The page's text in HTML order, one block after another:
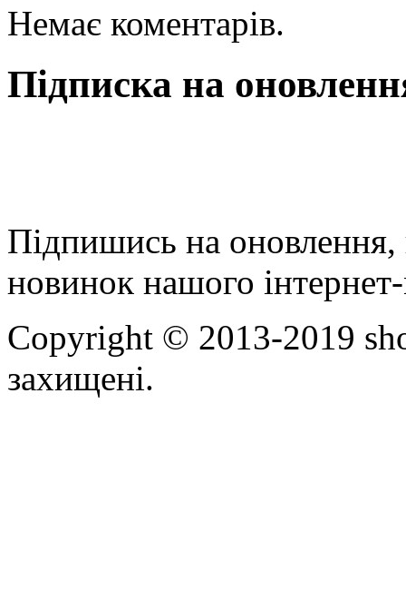
Немає коментарів.
Підписка на
Підпишись на оновлення,
новинок нашого
Copyright © 2013-2019
захищені.